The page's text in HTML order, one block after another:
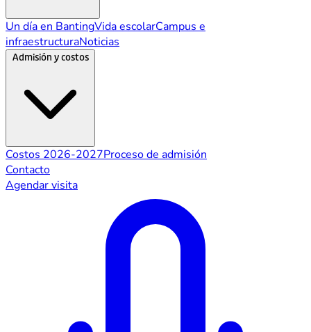
Un día en BantingVida escolarCampus e
infraestructuraNoticias
Admisión y costos
Costos 2026-2027Proceso de admisión
Contacto
Agendar visita